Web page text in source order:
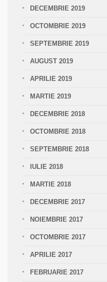
DECEMBRIE 2019
OCTOMBRIE 2019
SEPTEMBRIE 2019
AUGUST 2019
APRILIE 2019
MARTIE 2019
DECEMBRIE 2018
OCTOMBRIE 2018
SEPTEMBRIE 2018
IULIE 2018
MARTIE 2018
DECEMBRIE 2017
NOIEMBRIE 2017
OCTOMBRIE 2017
APRILIE 2017
FEBRUARIE 2017